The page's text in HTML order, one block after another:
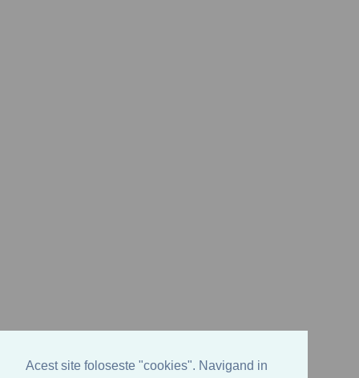
Acest site foloseste "cookies". Navigand in